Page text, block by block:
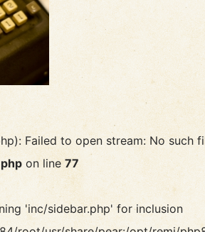
Failed to open stream: No such
on line77
'inc/sidebar.php' for inclusion